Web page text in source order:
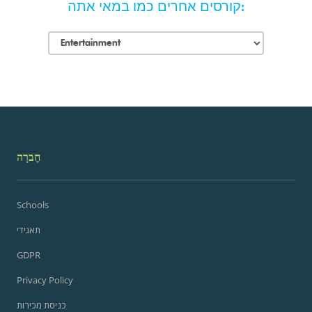
קורסים אחרים כמו במאי אתה:
חֶברָה
Schools
תאגידי
GDPR
Privacy Policy
כניסת מכירות